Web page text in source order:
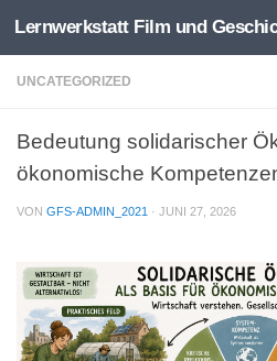
Zum Inhalt springen
Lernwerkstatt Film und
UNCATEGORIZED
Bedeutung solidarischer
ökonomische
VON GFS-ADMIN_2021 · JUNI 27, 2026